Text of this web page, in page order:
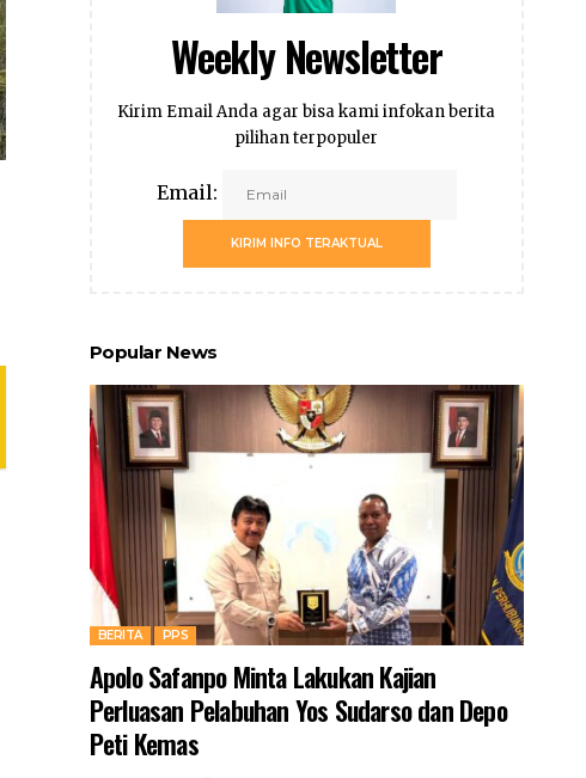
Weekly Newsletter
Kirim Email Anda agar bisa kami infokan berita
pilihan terpopuler
Email:
KIRIM INFO TERAKTUAL
Popular News
BERITA PPS
Apolo Safanpo Minta Lakukan Kajian
Perluasan Pelabuhan Yos Sudarso dan Depo
Peti Kemas